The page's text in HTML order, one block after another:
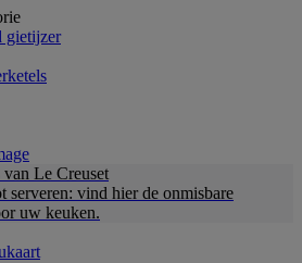
gietijzer
van Le Creuset
serveren: vind hier de onmisbare
uw keuken.